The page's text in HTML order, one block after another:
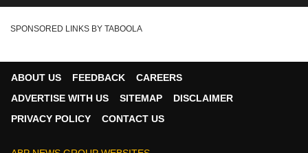
SPONSORED LINKS BY TABOOLA
ABOUT US FEEDBACK
CAREERS
ADVERTISE WITH US
SITEMAP
DISCLAIMER
PRIVACY POLICY
CONTACT US